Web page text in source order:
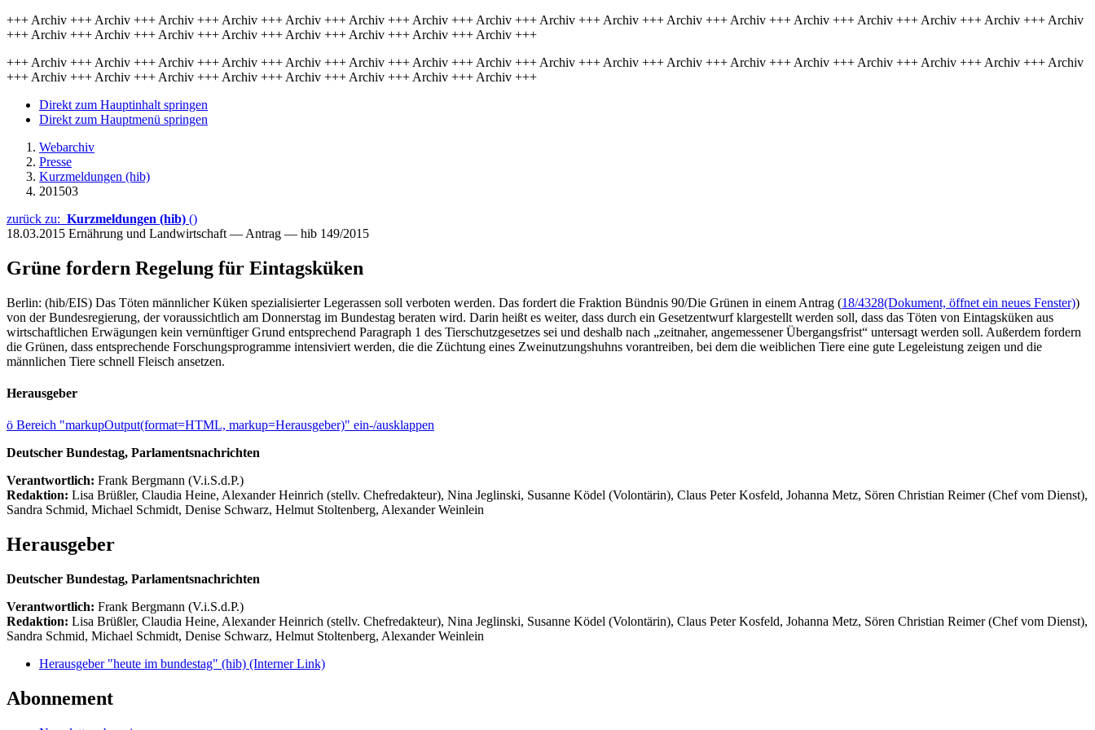
+++ Archiv +++ Archiv +++ Archiv +++ Archiv +++ Archiv +++ Archiv +++ Archiv +++ Archiv +++ Archiv +++ Archiv +++ Archiv +++ Archiv +++ Archiv +++ Archiv +++ Archiv +++ Archiv +++ Archiv
+++ Archiv +++ Archiv +++ Archiv +++ Archiv +++ Archiv +++ Archiv +++ Archiv +++ Archiv +++
+++ Archiv +++ Archiv +++ Archiv +++ Archiv +++ Archiv +++ Archiv +++ Archiv +++ Archiv +++ Archiv +++ Archiv +++ Archiv +++ Archiv +++ Archiv +++ Archiv +++ Archiv +++ Archiv +++ Archiv
+++ Archiv +++ Archiv +++ Archiv +++ Archiv +++ Archiv +++ Archiv +++ Archiv +++ Archiv +++
Direkt zum Hauptinhalt springen
Direkt zum Hauptmenü springen
Webarchiv
Presse
Kurzmeldungen (hib)
201503
zurück zu: Kurzmeldungen (hib) ()
18.03.2015 Ernährung und Landwirtschaft — Antrag — hib 149/2015
Grüne fordern Regelung für Eintagsküken
Berlin: (hib/EIS) Das Töten männlicher Küken spezialisierter Legerassen soll verboten werden. Das fordert die Fraktion Bündnis 90/Die Grünen in einem Antrag (18/4328(Dokument, öffnet ein neues Fenster))
von der Bundesregierung, der voraussichtlich am Donnerstag im Bundestag beraten wird. Darin heißt es weiter, dass durch ein Gesetzentwurf klargestellt werden soll, dass das Töten von Eintagsküken aus
wirtschaftlichen Erwägungen kein vernünftiger Grund entsprechend Paragraph 1 des Tierschutzgesetzes sei und deshalb nach „zeitnaher, angemessener Übergangsfrist“ untersagt werden soll. Außerdem fordern
die Grünen, dass entsprechende Forschungsprogramme intensiviert werden, die die Züchtung eines Zweinutzungshuhns vorantreiben, bei dem die weiblichen Tiere eine gute Legeleistung zeigen und die
männlichen Tiere schnell Fleisch ansetzen.
Herausgeber
ö Bereich "markupOutput(format=HTML, markup=Herausgeber)" ein-/ausklappen
Deutscher Bundestag, Parlamentsnachrichten
Verantwortlich: Frank Bergmann (V.i.S.d.P.)
Redaktion: Lisa Brüßler, Claudia Heine, Alexander Heinrich (stellv. Chefredakteur), Nina Jeglinski, Susanne Ködel (Volontärin), Claus Peter Kosfeld, Johanna Metz, Sören Christian Reimer (Chef vom Dienst),
Sandra Schmid, Michael Schmidt, Denise Schwarz, Helmut Stoltenberg, Alexander Weinlein
Herausgeber
Deutscher Bundestag, Parlamentsnachrichten
Verantwortlich: Frank Bergmann (V.i.S.d.P.)
Redaktion: Lisa Brüßler, Claudia Heine, Alexander Heinrich (stellv. Chefredakteur), Nina Jeglinski, Susanne Ködel (Volontärin), Claus Peter Kosfeld, Johanna Metz, Sören Christian Reimer (Chef vom Dienst),
Sandra Schmid, Michael Schmidt, Denise Schwarz, Helmut Stoltenberg, Alexander Weinlein
Herausgeber "heute im bundestag" (hib) (Interner Link)
Abonnement